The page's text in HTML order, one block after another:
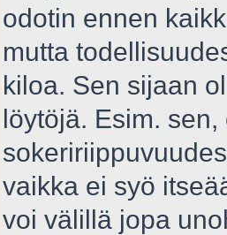
odotin ennen
mutta
kiloa. Sen sijaan
löytöjä. Esim.
vaikka ei syö
voi välillä jopa